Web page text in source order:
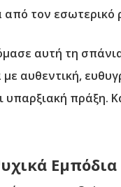
από τον
αυτή τη
με αυθεντική,
υπαρξιακή
Εμπόδια